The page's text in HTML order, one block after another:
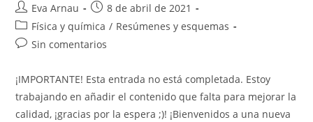
Autor
de
la
entrada:
Eva Arnau
Publicación
de
entrada:
8 de abril de 2021
Categoría
de
Física y química / Resúmenes y esquemas
Comentarios
la
entrada:
Sin comentarios
¡IMPORTANTE! Esta entrada no está completada. Estoy
trabajando en añadir el contenido que falta para mejorar la
calidad, ¡gracias por la espera ;)! ¡Bienvenidos a una nueva